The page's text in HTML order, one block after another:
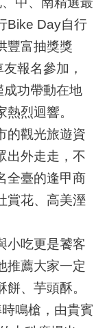
Bike Day自行
豐富抽獎獎
報名參加，
功帶動在地
烈迴響。
的觀光旅遊資
出外走走，不
全臺的逢甲商
賞花、高美溼
小吃更是饕客
推薦大家一定
、芋頭酥。
鳴槍，由貴賓